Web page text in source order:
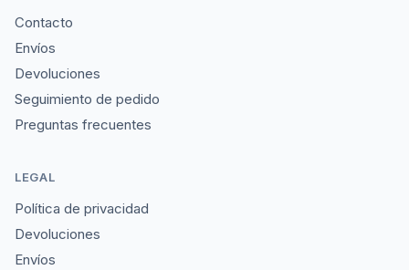
Contacto
Envíos
Devoluciones
Seguimiento de pedido
Preguntas frecuentes
LEGAL
Política de privacidad
Devoluciones
Envíos